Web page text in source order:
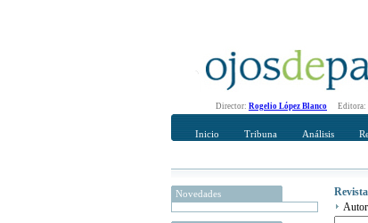
Director: Rogelio López Blanco Editora:
Inicio Tribuna Análisis
Novedades